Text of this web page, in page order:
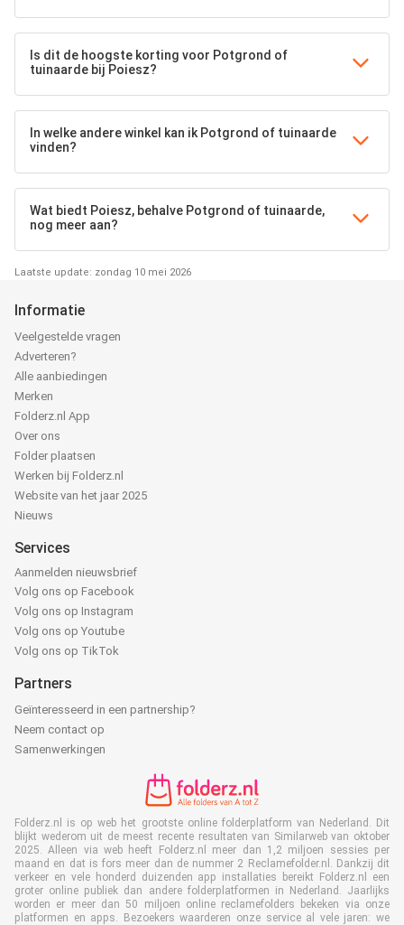
Is dit de hoogste korting voor Potgrond of
tuinaarde bij Poiesz?
In welke andere winkel kan ik Potgrond of tuinaarde
vinden?
Wat biedt Poiesz, behalve Potgrond of tuinaarde,
nog meer aan?
Laatste update: zondag 10 mei 2026
Informatie
Veelgestelde vragen
Adverteren?
Alle aanbiedingen
Merken
Folderz.nl App
Over ons
Folder plaatsen
Werken bij Folderz.nl
Website van het jaar 2025
Nieuws
Services
Aanmelden nieuwsbrief
Volg ons op Facebook
Volg ons op Instagram
Volg ons op Youtube
Volg ons op TikTok
Partners
Geïnteresseerd in een partnership?
Neem contact op
Samenwerkingen
Folderz.nl is op web het grootste online folderplatform van Nederland. Dit
blijkt wederom uit de meest recente resultaten van Similarweb van oktober
2025. Alleen via web heeft Folderz.nl meer dan 1,2 miljoen sessies per
maand en dat is fors meer dan de nummer 2 Reclamefolder.nl. Dankzij dit
verkeer en vele honderd duizenden app installaties bereikt Folderz.nl een
groter online publiek dan andere folderplatformen in Nederland. Jaarlijks
worden er meer dan 50 miljoen online reclamefolders bekeken via onze
platformen en apps. Bezoekers waarderen onze service al vele jaren: we